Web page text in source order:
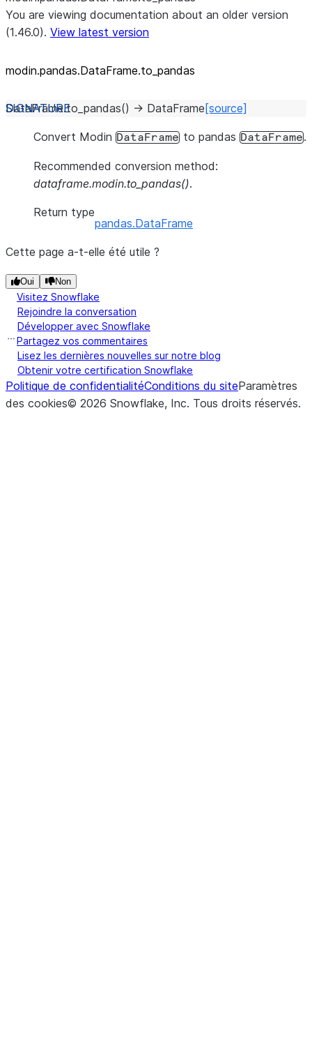
You are viewing documentation about an older version
(1.46.0). View latest version
modin.pandas.DataFrame.to_ pandas
DataFrame.to_pandas() → DataFrame [source]
Convert Modin DataFrame to pandas DataFrame.
Recommended conversion method:
dataframe.modin.to_pandas().
Return type
pandas.DataFrame
Cette page a-t-elle été utile ?
Oui Non
Visitez Snowflake
Rejoindre la conversation
Développer avec Snowflake
Partagez vos commentaires
Lisez les dernières nouvelles sur notre blog
Obtenir votre certification Snowflake
Politique de confidentialitéConditions du siteParamètres
des cookies© 2026 Snowflake, Inc. Tous droits réservés.